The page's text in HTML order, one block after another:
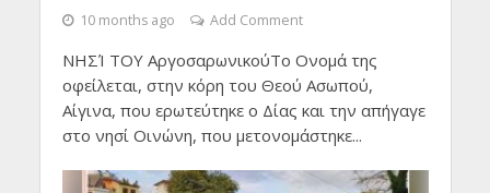
10 months ago Add Comment
ΝΗΣΊ ΤΟΥ ΑργοσαρωνικούΤο Ονομά της
οφείλεται, στην κόρη του Θεού Ασωπού,
Αίγινα, που ερωτεύτηκε ο Δίας και την απήγαγε
στο νησί Οινώνη, που μετονομάστηκε...